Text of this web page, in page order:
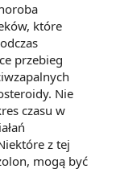
które
przebieg
Nie
czasu w
z tej
mogą być